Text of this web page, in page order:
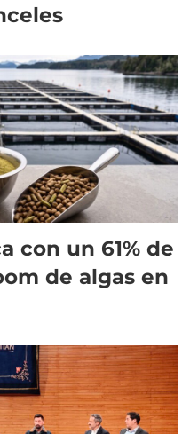
con un 61% de
de algas en